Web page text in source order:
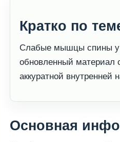
Кратко по
Слабые мышцы спины у
обновленный материал
аккуратной внутренней
Основная